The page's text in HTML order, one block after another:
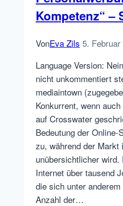
einer
Jobbörse
Kompetenz“ –
VonEva Zils 5. Februar
Language Version:
nicht unkommentiert
mediaintown
Konkurrent, wenn
auf Crosswater
Bedeutung der
zu, während der Markt
unübersichtlicher
Internet über tausend
die sich unter
Anzahl der…